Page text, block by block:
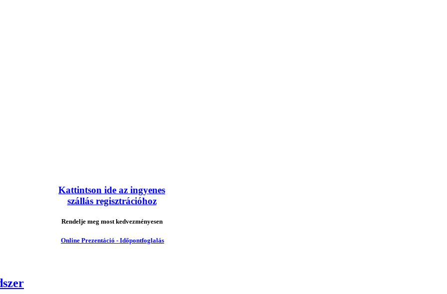
Kattintson ide az ingyenes
szállás regisztrációhoz
Rendelje meg most kedvezményesen
Online Prezentáció - Időpontfoglalás